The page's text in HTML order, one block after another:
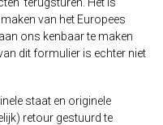
van het Europees
ons kenbaar te maken
dit formulier is echter niet
staat en originele
retour gestuurd te